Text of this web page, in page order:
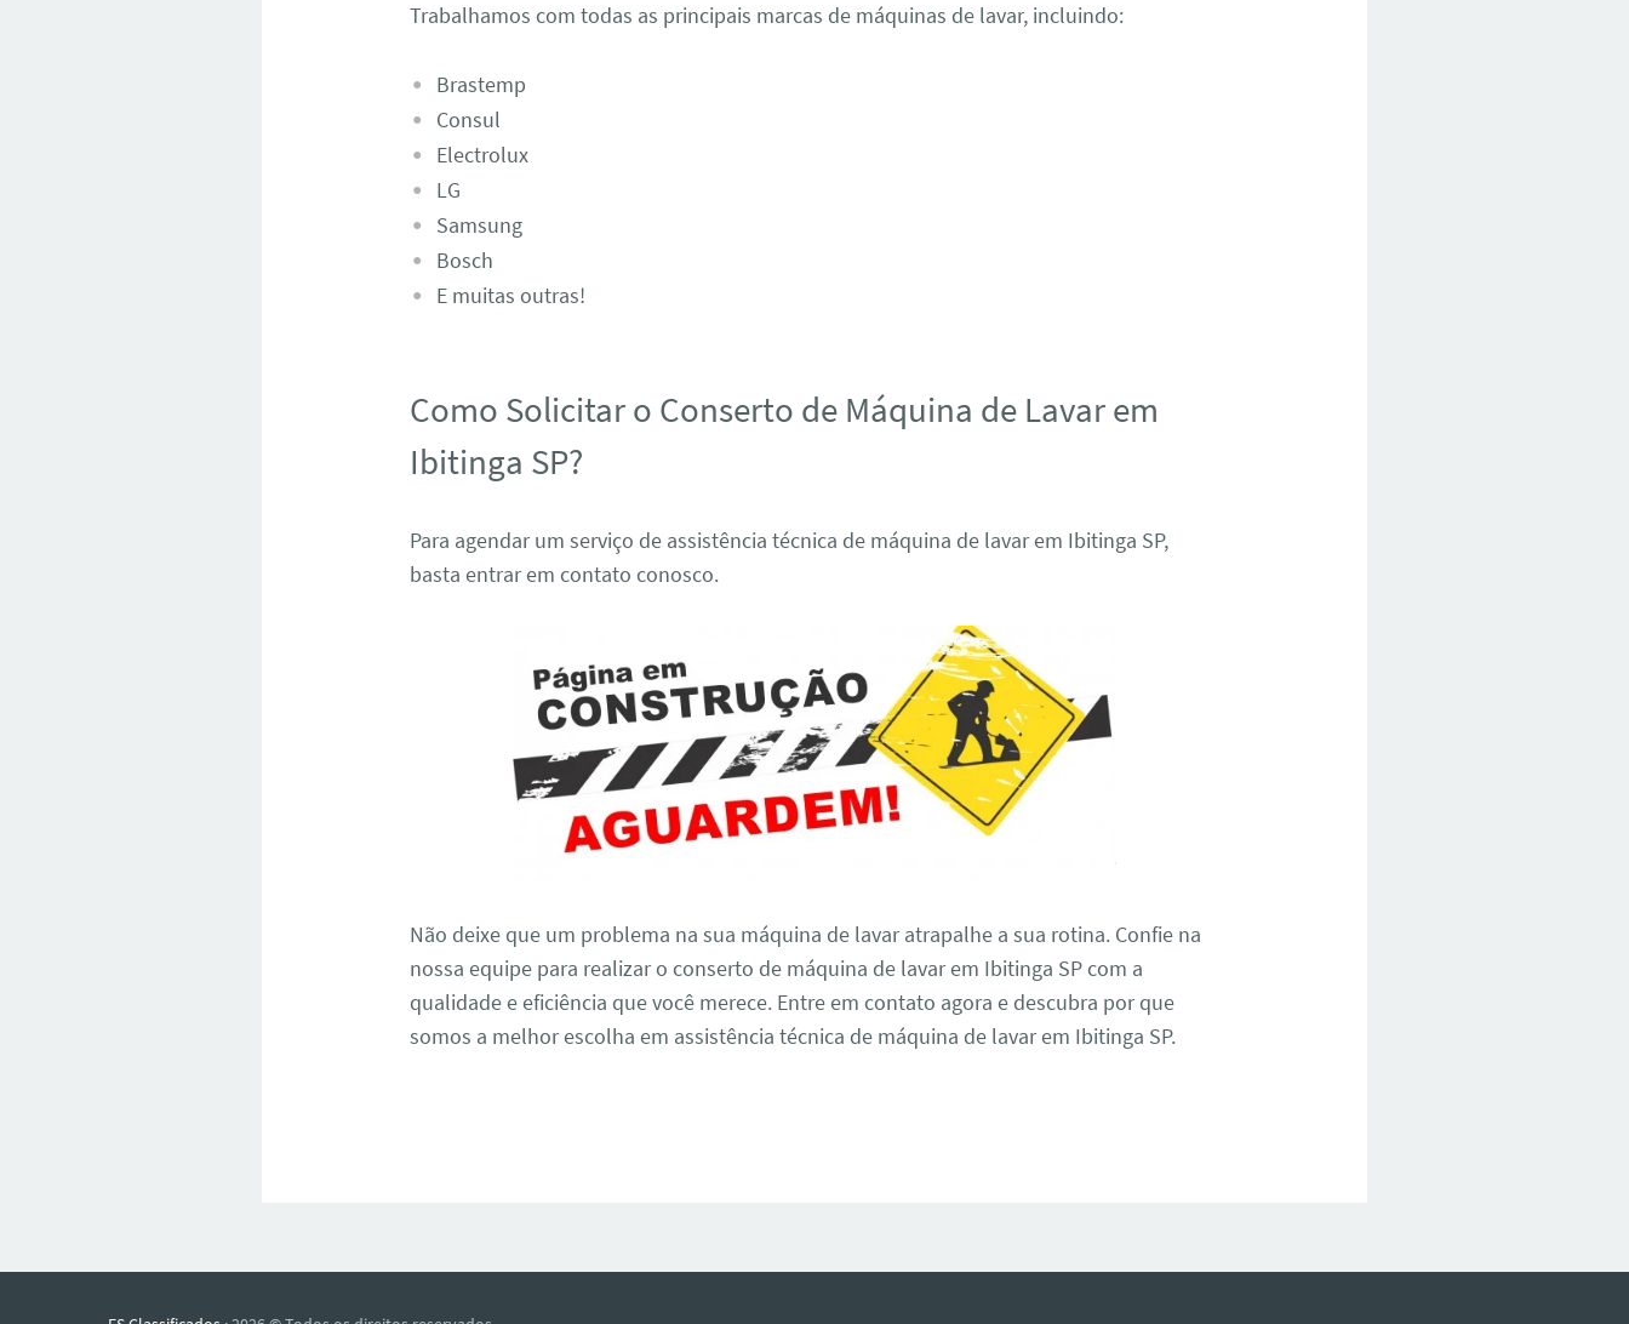
Trabalhamos com todas as principais marcas de máquinas de lavar, incluindo:
Brastemp
Consul
Electrolux
LG
Samsung
Bosch
E muitas outras!
Como Solicitar o Conserto de Máquina de Lavar em
Ibitinga SP?
Para agendar um serviço de assistência técnica de máquina de lavar em Ibitinga SP,
basta entrar em contato conosco.
Não deixe que um problema na sua máquina de lavar atrapalhe a sua rotina. Confie na
nossa equipe para realizar o conserto de máquina de lavar em Ibitinga SP com a
qualidade e eficiência que você merece. Entre em contato agora e descubra por que
somos a melhor escolha em assistência técnica de máquina de lavar em Ibitinga SP.